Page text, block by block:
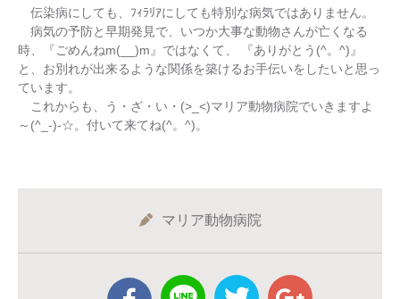
伝染病にしても、ﾌｨﾗﾘｱにしても特別な病気ではありません。
病気の予防と早期発見で、いつか大事な動物さんが亡くなる
時、『ごめんねm(__)m』ではなくて、 『ありがとう(^。^)』
と、お別れが出来るような関係を築けるお手伝いをしたいと思っ
ています。
これからも、う・ざ・い・(>_<)マリア動物病院でいきますよ
～(^_-)-☆。付いて来てね(^。^)。
マリア動物病院